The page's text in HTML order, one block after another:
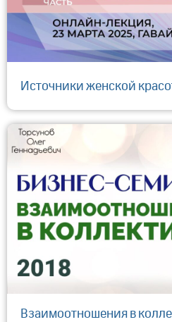
Источники женской
Взаимоотношения в